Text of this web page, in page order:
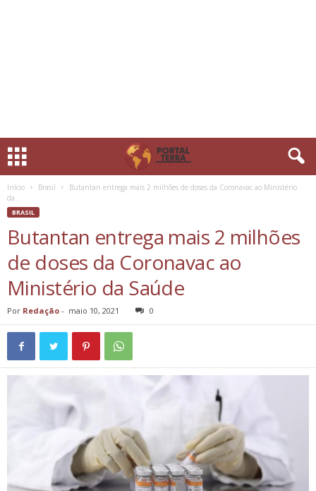
Início Brasil
Butantan entrega mais 2 milhões de doses da Coronavac ao Ministério
da...
BRASIL
Butantan entrega mais 2 milhões
de doses da Coronavac ao
Ministério da Saúde
Por Redação - maio 10, 2021 0